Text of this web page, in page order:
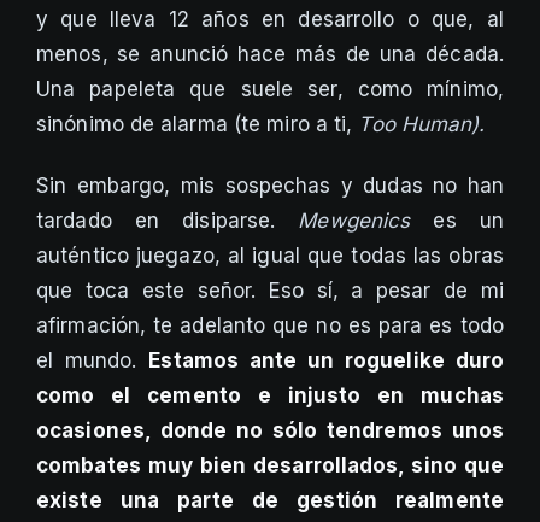
y que lleva 12 años en desarrollo o que, al
menos, se anunció hace más de una década.
Una papeleta que suele ser, como mínimo,
sinónimo de alarma (te miro a ti, Too Human).
Sin embargo, mis sospechas y dudas no han
tardado en disiparse. Mewgenicses un
auténtico juegazo, al igual que todas las obras
que toca este señor. Eso sí, a pesar de mi
afirmación, te adelanto que no es para es todo
el mundo.
Estamos ante un roguelike duro
como el cemento e injusto en muchas
ocasiones, donde no sólo tendremos unos
combates muy bien desarrollados, sino que
existe una parte de gestión realmente